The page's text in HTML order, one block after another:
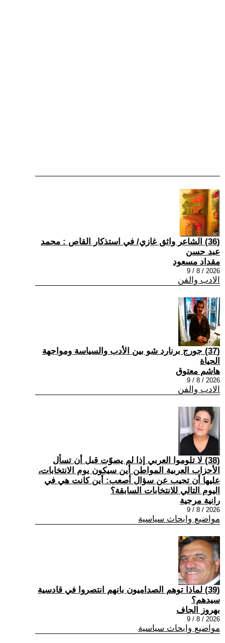
(36) الشاعر واثق غازي/ في استذكار القاص : محمد
عبد حسن
مقداد مسعود
2026 / 8 / 9
الادب والفن
(37) جورج برنارد شو بين الأدب والسياسة ومواجهة
الحياة
هاشم معتوق
2026 / 8 / 9
الادب والفن
(38) لا تلوموا العربي إذا لم يصوّت قبل أن تسأل
الأحزاب العربية المواطن أين سيكون يوم الانتخابات،
عليها أن تجيب عن سؤال أصعب: أين كانت هي في
اليوم التالي للانتخابات السابقة؟
رانية مرجية
2026 / 8 / 9
مواضيع وابحاث سياسية
(39) ‏لماذا توهم الصداميون بانهم انتصروا في قادسية
سيدهم؟
بهروز الجاف
2026 / 8 / 9
مواضيع وابحاث سياسية